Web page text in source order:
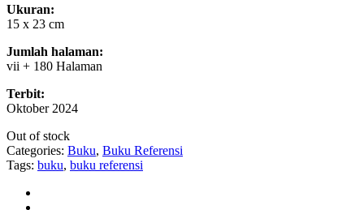
Ukuran:
15 x 23 cm
Jumlah halaman:
vii + 180 Halaman
Terbit:
Oktober 2024
Out of stock
Categories: Buku, Buku Referensi
Tags: buku, buku referensi